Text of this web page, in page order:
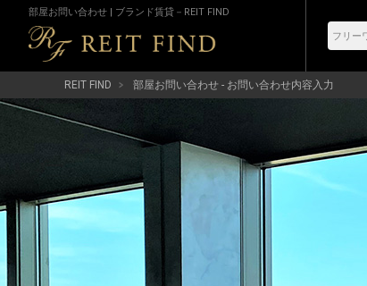
部屋お問い合わせ | ブランド賃貸－REIT FIND
REIT FIND 部屋お問い合わせ - お問い合わせ内容入力